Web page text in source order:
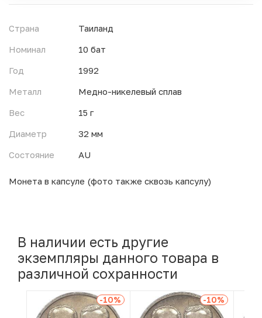
Время до окончания:
1дн. ч.
Страна
Таиланд
Номинал
10 бат
Год
1992
Металл
Медно-никелевый сплав
Вес
15 г
Диаметр
32 мм
Состояние
AU
Монета в капсуле (фото также сквозь капсулу)
В наличии есть другие
экземпляры данного товара в
различной сохранности
-10% -10%